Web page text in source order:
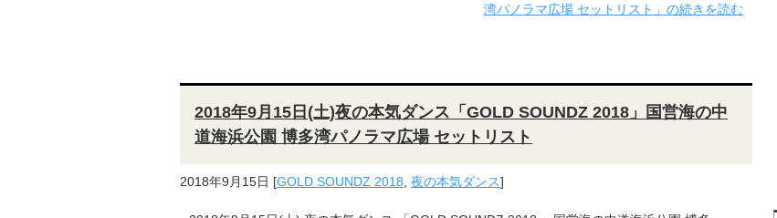
湾パノラマ広場 セットリスト」の続きを読む
2018年9月15日(土)夜の本気ダンス「GOLD SOUNDZ 2018」国営海の中
道海浜公園 博多湾パノラマ広場 セットリスト
2018年9月15日 [GOLD SOUNDZ 2018 夜の本気ダンス]